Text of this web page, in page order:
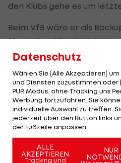
den Klubs gehe es um
Beim VfB wäre er als
Maximilian Mittelstädt
Krätzig hätte in München
Der Eigenbauspieler lief
Klub auf, die Aussicht auf
aktuell aber gering sein.
er für die Wiener Austria 17
die
Datenschutz
Wählen Sie [Alle Akzeptieren]
und Diensten zuzustimmen oder
PUR Modus, ohne Tracking uns
Werbung fortzufahren. Sie
individuelle Auswahl zu treffen.
jederzeit über den Button links
der Fußzeile anpassen.
ALLE
AKZEPTIEREN
Tracking und
NUR